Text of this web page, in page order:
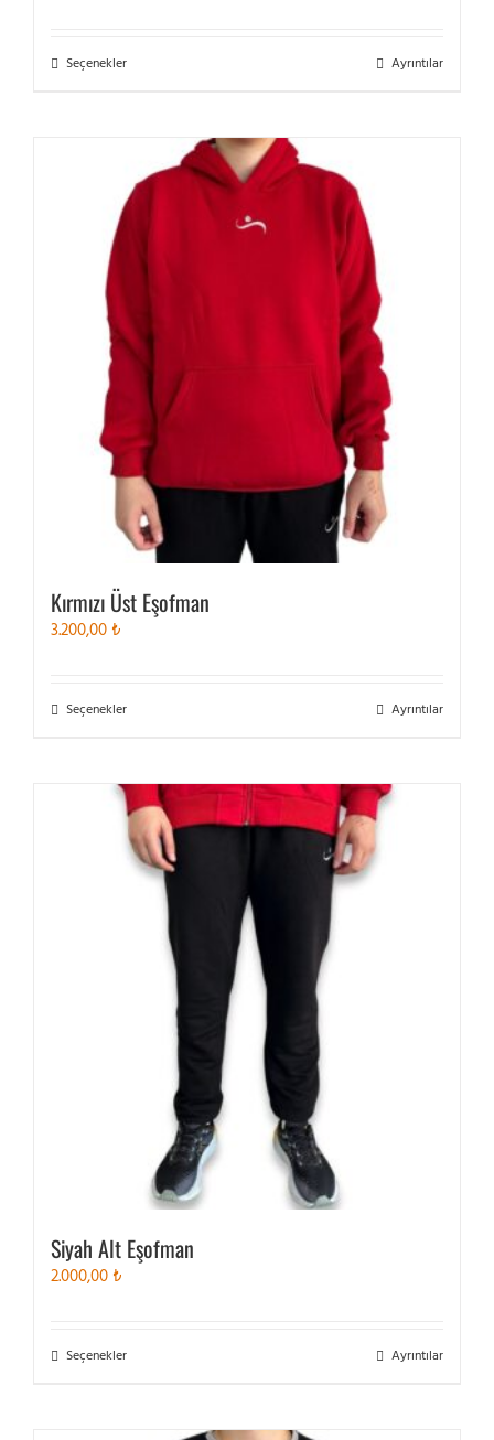
seçilebilir
SeçeneklerBu
varyasyonu
var.
Seçenekler
ürün
sayfasından
seçilebilir
Ayrıntılar
Kırmızı Üst Eşofman
3.200,00 ₺
SeçeneklerBu
fazla
varyasyonu
var.
Seçenekler
ürün
sayfasından
seçilebilir
Ayrıntılar
Siyah Alt Eşofman
2.000,00 ₺
SeçeneklerBu
Ayrıntılar